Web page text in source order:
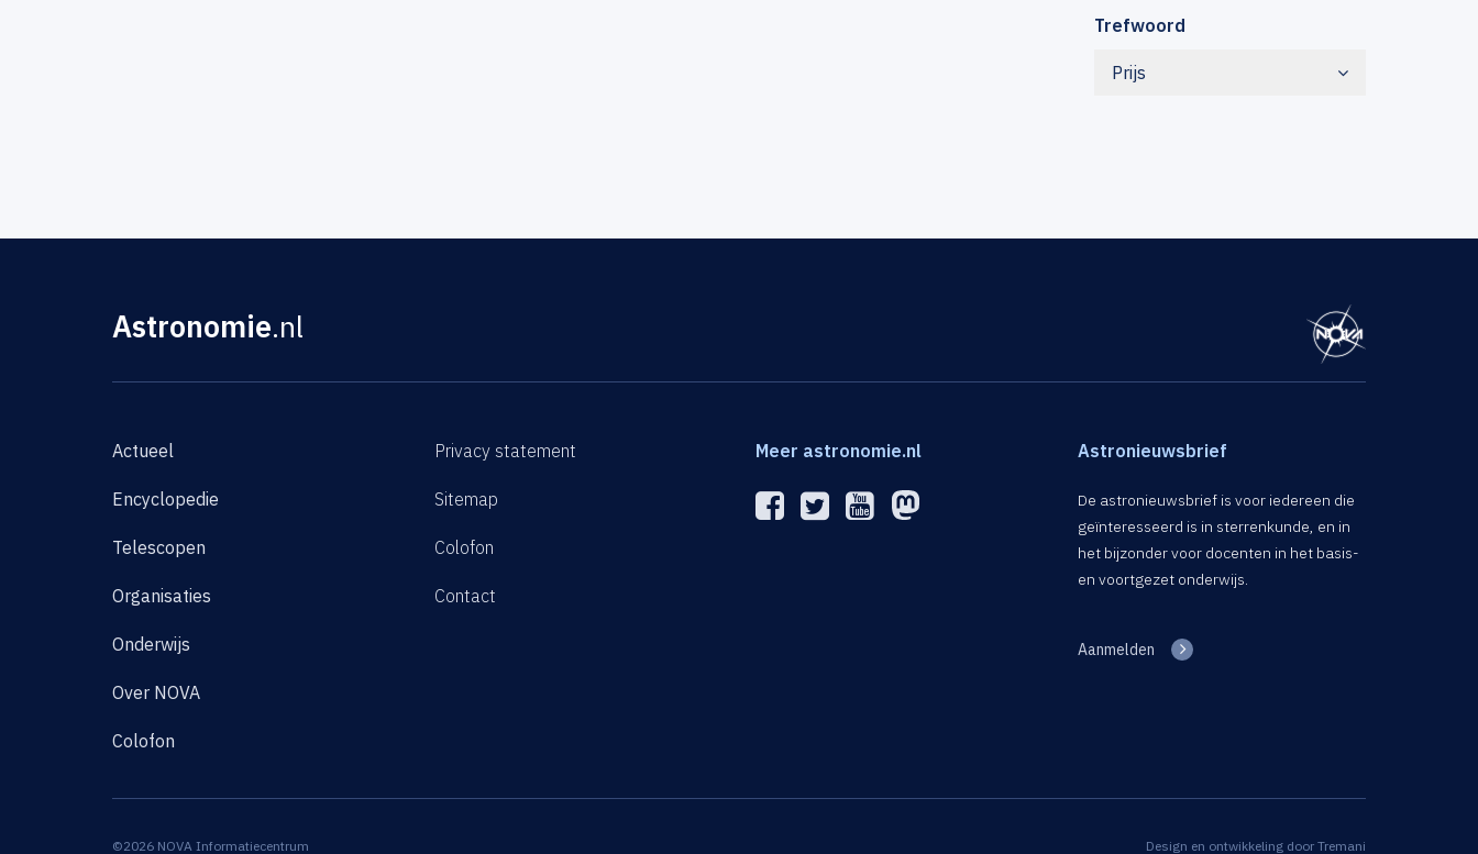
Trefwoord
Prijs
Astronomie.nl
Actueel
Encyclopedie
Telescopen
Organisaties
Onderwijs
Over NOVA
Colofon
Privacy statement
Sitemap
Colofon
Contact
Meer astronomie.nl Astronieuwsbrief
De astronieuwsbrief is voor iedereen die
geïnteresseerd is in sterrenkunde, en in
het bijzonder voor docenten in het basis-
en voortgezet onderwijs.
Aanmelden
©2026 NOVA Informatiecentrum Design en ontwikkeling door Tremani